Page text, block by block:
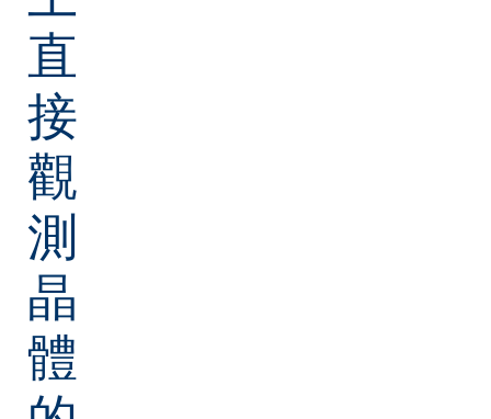
直
接
觀
測
晶
體